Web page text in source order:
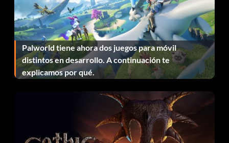
Objetivo: Completa el juego en dificultad "Salvaje" (o más
difícil).
Sueños de los muertos
Recompensa: 120 puntos
Objetivo: Completa el juego en dificultad "Brutal".
Palworld tiene ahora dos juegos para móvil
distintos en desarrollo. A continuación te
explicamos por qué.